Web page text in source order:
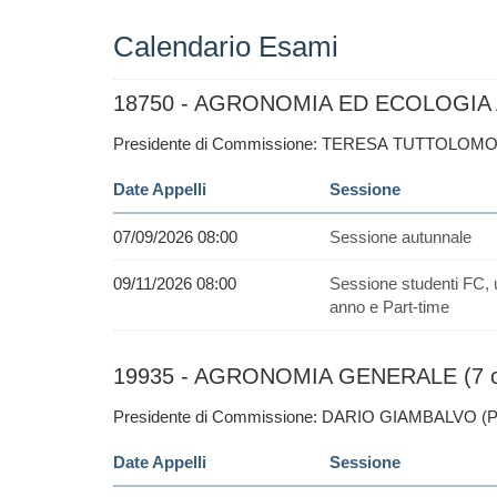
Calendario Esami
18750 - AGRONOMIA ED
Presidente di Commissione: TERESA
Date Appelli Sessione
07/09/2026 08:00 Sessione autunnale
09/11/2026 08:00
Sessione studenti FC,
anno e Part-time
19935 - AGRONOMIA GENERALE (7
Presidente di Commissione: DARIO GIAMBALVO
Date Appelli Sessione